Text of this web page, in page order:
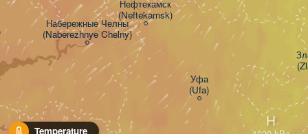
Temperature
Нефтекамск
(Neftekamsk)
Уфа
(Ufa)
Набережные Челны
(Naberezhnye Chelny)
H